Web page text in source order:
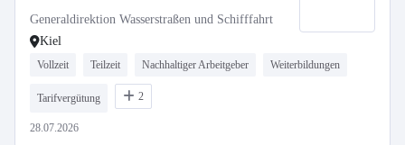
(Nautikerin/ Nautiker (m/w/d) vom
Dienst)
Generaldirektion Wasserstraßen und Schifffahrt
Kiel
Vollzeit Teilzeit Nachhaltiger Arbeitgeber Weiterbildungen
Tarifvergütung 2
28.07.2026